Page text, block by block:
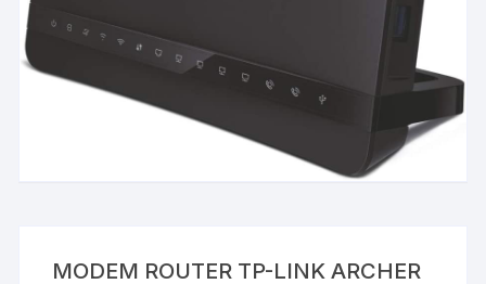
MODEM ROUTER TP-LINK ARCHER